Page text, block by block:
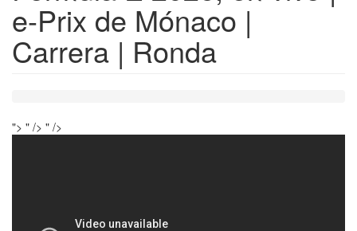
e-Prix de Mónaco |
Carrera | Ronda
"> " /> " />